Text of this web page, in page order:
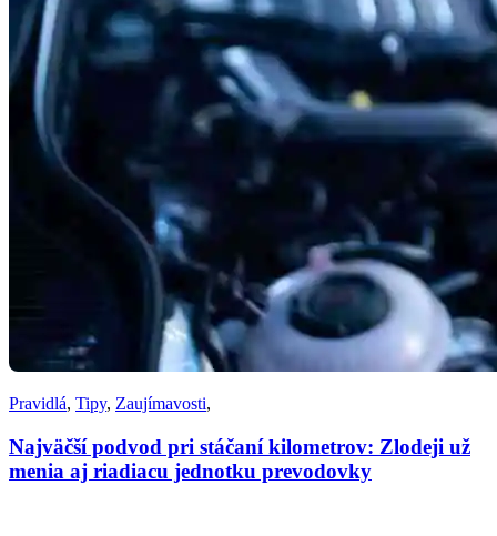
Pravidlá, Tipy, Zaujímavosti,
Najväčší podvod pri stáčaní kilometrov: Zlodeji už
menia aj riadiacu jednotku prevodovky